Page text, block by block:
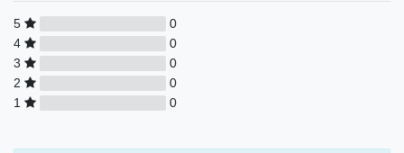
5
0
4
0
3
0
2
0
1
0